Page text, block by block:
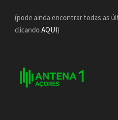
(pode ainda encontrar todas as
clicando AQUI)